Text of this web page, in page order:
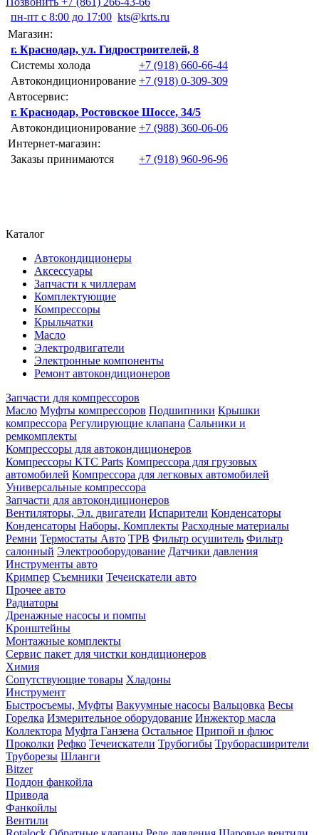
пн-пт с 8:00 до 17:00 kts@krts.ru
Магазин:
г. Краснодар, ул. Гидростроителей, 8
Системы холода
+7 (918) 660-66-44
Автокондиционирование +7 (918) 0-309-309
Автосервис:
г. Краснодар, Ростовское Шоссе, 34/5
Автокондиционирование +7 (988) 360-06-06
Интернет-магазин:
Заказы принимаются
+7 (918) 960-96-96
Каталог
Автокондиционеры
Аксессуары
Запчасти к чиллерам
Комплектующие
Компрессоры
Крыльчатки
Масло
Электродвигатели
Электронные компоненты
Ремонт автокондиционеров
Запчасти для компрессоров
Масло Муфты компрессоров Подшипники Крышки
компрессора Регулирующие клапана Сальники и
ремкомплекты
Компрессоры для автокондиционеров
Компрессоры KTC Parts Компрессора для грузовых
автомобилей Компрессора для легковых автомобилей
Универсальные компрессора
Запчасти для автокондиционеров
Вентиляторы, Эл. двигатели Испарители Конденсаторы
Конденсаторы Наборы, Комплекты Расходные материалы
Ремни Термостаты Авто ТРВ Фильтр осушитель Фильтр
салонный Электрооборудование Датчики давления
Инструменты авто
Кримпер Съемники Течеискатели авто
Прочее авто
Радиаторы
Дренажные насосы и помпы
Кронштейны
Монтажные комплекты
Сервис пакет для чистки кондиционеров
Химия
Сопутствующие товары Хладоны
Инструмент
Быстросъемы, Муфты Вакуумные насосы Вальцовка Весы
Горелка Измерительное оборудование Инжектор масла
Коллектора Муфта Ганзена Остальное Припой и флюс
Проколки Рефко Течеискатели Трубогибы Труборасширители
Труборезы Шланги
Bitzer
Поддон фанкойла
Привода
Фанкойлы
Вентили